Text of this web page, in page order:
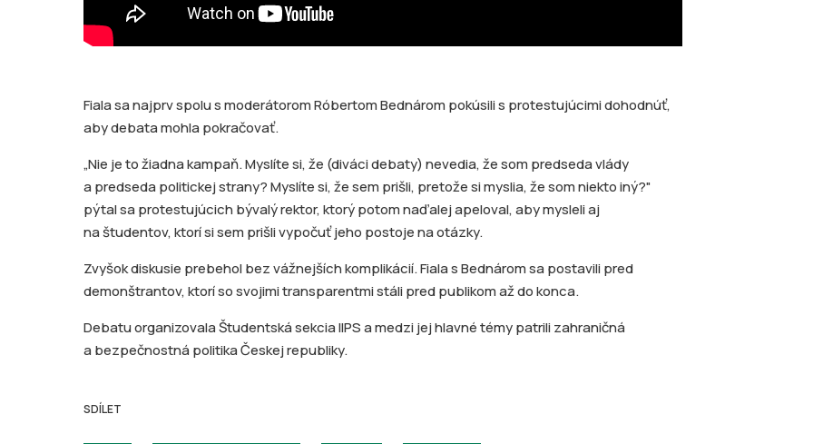
Fiala sa najprv spolu s moderátorom Róbertom Bednárom pokúsili s protestujúcimi dohodnúť,
aby debata mohla pokračovať.
„Nie je to žiadna kampaň. Myslíte si, že (diváci debaty) nevedia, že som predseda vlády
a predseda politickej strany? Myslíte si, že sem prišli, pretože si myslia, že som niekto iný?"
pýtal sa protestujúcich bývalý rektor, ktorý potom naďalej apeloval, aby mysleli aj
na študentov, ktorí si sem prišli vypočuť jeho postoje na otázky.
Zvyšok diskusie prebehol bez vážnejších komplikácií. Fiala s Bednárom sa postavili pred
demonštrantov, ktorí so svojimi transparentmi stáli pred publikom až do konca.
Debatu organizovala Študentská sekcia IIPS a medzi jej hlavné témy patrili zahraničná
a bezpečnostná politika Českej republiky.
SDÍLET